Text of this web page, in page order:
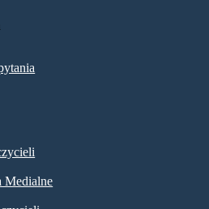
Medialne